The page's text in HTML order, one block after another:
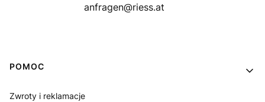
anfragen@riess.at
Linki w stopce
POMOC
Zwroty i reklamacje